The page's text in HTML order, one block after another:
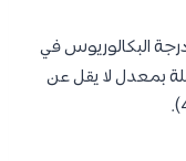
البكالوريوس في
لا يقل عن